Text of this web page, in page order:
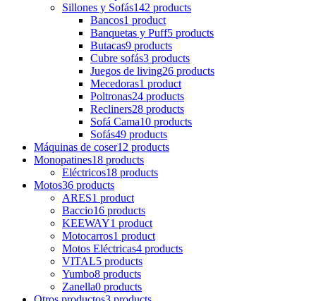
Sillones y Sofás142 products
Bancos1 product
Banquetas y Puff5 products
Butacas9 products
Cubre sofás3 products
Juegos de living26 products
Mecedoras1 product
Poltronas24 products
Recliners28 products
Sofá Cama10 products
Sofás49 products
Máquinas de coser12 products
Monopatines18 products
Eléctricos18 products
Motos36 products
ARES1 product
Baccio16 products
KEEWAY1 product
Motocarros1 product
Motos Eléctricas4 products
VITAL5 products
Yumbo8 products
Zanella0 products